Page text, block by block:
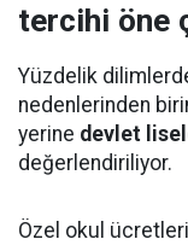
tercihi öne
Yüzdelik
nedenlerinden
yerine devlet
değerlendiriliyor.
Özel okul